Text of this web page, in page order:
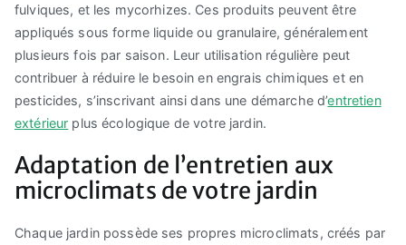
fulviques, et les mycorhizes. Ces produits peuvent être
appliqués sous forme liquide ou granulaire, généralement
plusieurs fois par saison. Leur utilisation régulière peut
contribuer à réduire le besoin en engrais chimiques et en
pesticides, s’inscrivant ainsi dans une démarche d’entretien
extérieur plus écologique de votre jardin.
Adaptation de l’entretien aux
microclimats de votre jardin
Chaque jardin possède ses propres microclimats, créés par